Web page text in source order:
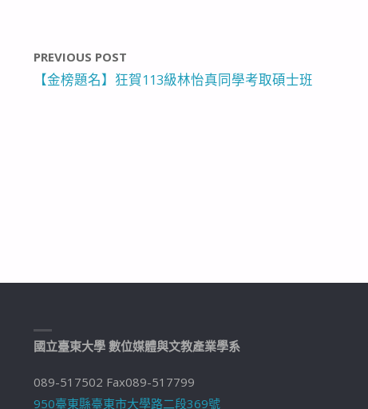
PREVIOUS POST
【金榜題名】狂賀113級林怡真同學考取碩士班
國立臺東大學 數位媒體與文教產業學系
089-517502 Fax089-517799
950臺東縣臺東市大學路二段369號